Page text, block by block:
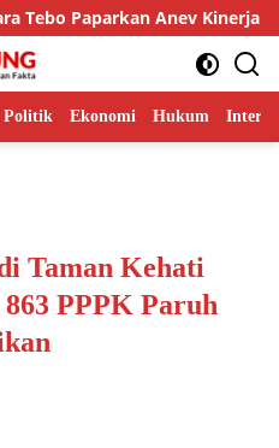
Anev Kinerja
Politik Ekonomi Hukum
Taman Kehati
PPPK Paruh